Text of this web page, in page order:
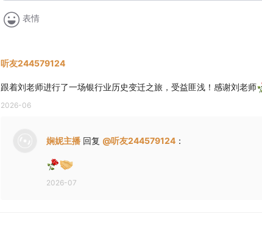
表情
听友244579124
跟着刘老师进行了一场银行业历史变迁之旅，受益匪浅！感谢刘老师
2026-06
娴妮主播 回复 @听友244579124 ：
2026-07